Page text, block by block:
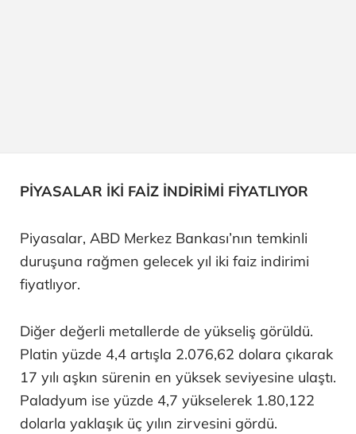
PİYASALAR İKİ FAİZ İNDİRİMİ FİYATLIYOR
Piyasalar, ABD Merkez Bankası’nın temkinli
duruşuna rağmen gelecek yıl iki faiz indirimi
fiyatlıyor.
Diğer değerli metallerde de yükseliş görüldü.
Platin yüzde 4,4 artışla 2.076,62 dolara çıkarak
17 yılı aşkın sürenin en yüksek seviyesine ulaştı.
Paladyum ise yüzde 4,7 yükselerek 1.80,122
dolarla yaklaşık üç yılın zirvesini gördü.